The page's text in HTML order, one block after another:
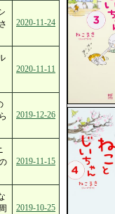
2020-11-24
2020-11-11
2019-12-26
2019-11-15
2019-10-25